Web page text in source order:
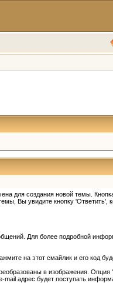
для создания новой темы.
Вы увидите кнопку 'Ответить',
Для более подробной
на этот смайлик и его код
в изображения. Опция
адрес будет поступать